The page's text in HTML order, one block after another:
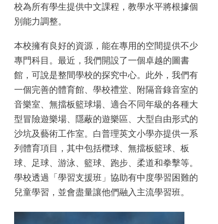
校為所有學生提供中文課程，教學水平將根據個
別能力調整。
本校擁有良好的資源，能在專用的空間提供不少
專門科目。最近，我們開設了一個卓越的圖書
館，可說是整間學校的探究中心。此外，我們有
一個完善的體育館、學校禮堂、附隔音錄音室的
音樂室、無擋板籃球場、適合不同年級的各種大
型冒險遊樂場、隱蔽的遊樂區、大型自由形式的
沙坑及藝術工作室。白普理英文小學亦提供一系
列體育項目，其中包括欖球、無擋板籃球、板
球、足球、游泳、籃球、跑步、柔道和拳擊等。
學校透過「學習支援班」協助有中度學習困難的
兒童學習，並會盡量讓他們融入主流學習班。